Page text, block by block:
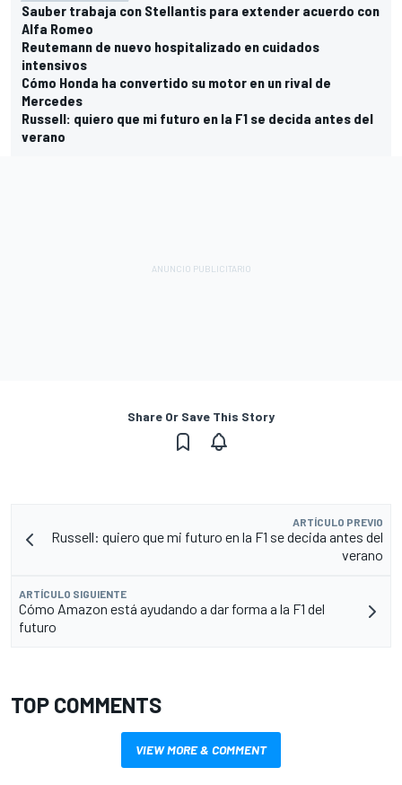
Sauber trabaja con Stellantis para extender acuerdo con
Alfa Romeo
Reutemann de nuevo hospitalizado en cuidados
intensivos
Cómo Honda ha convertido su motor en un rival de
Mercedes
Russell: quiero que mi futuro en la F1 se decida antes del
verano
Share Or Save This Story
ARTÍCULO PREVIO
Russell: quiero que mi futuro en la F1 se decida antes del
verano
ARTÍCULO SIGUIENTE
Cómo Amazon está ayudando a dar forma a la F1 del
futuro
TOP COMMENTS
VIEW MORE & COMMENT